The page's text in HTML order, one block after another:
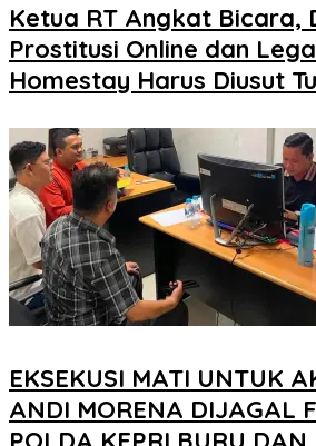
Ketua RT Angkat Bicara,
Prostitusi Online dan
Homestay Harus Diusut
EKSEKUSI MATI UNTUK
ANDI MORENA DIJAGAL